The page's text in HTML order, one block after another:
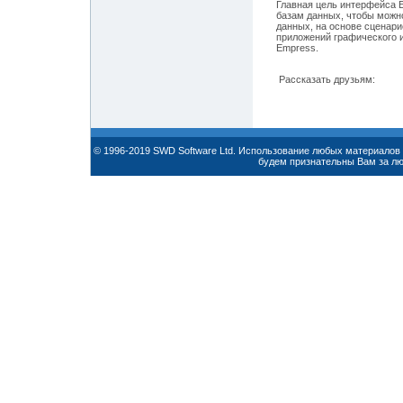
Главная цель интерфейса
базам данных, чтобы
данных, на основе
приложений
Empress.
Рассказать друзьям:
© 1996-2019 SWD Software Ltd. Использование любых
будем признательны Вам за